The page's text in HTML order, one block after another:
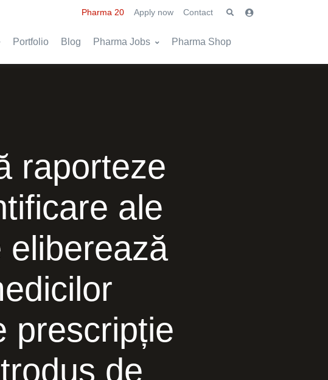
Pharma 20 Apply now Contact
Portfolio Blog Pharma Jobs Pharma Shop
raporteze
ale
eliberează
prescripție
de